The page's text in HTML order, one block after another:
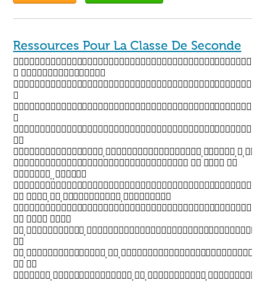
Ressources Pour La Classe De Seconde
 



   

 
  

 